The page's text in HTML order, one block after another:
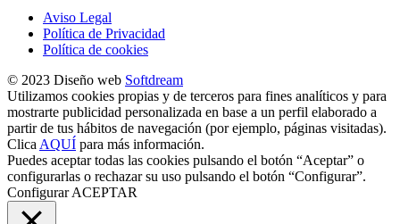
Aviso Legal
Política de Privacidad
Política de cookies
© 2023 Diseño web Softdream
Utilizamos cookies propias y de terceros para fines analíticos y para
mostrarte publicidad personalizada en base a un perfil elaborado a
partir de tus hábitos de navegación (por ejemplo, páginas visitadas).
Clica AQUÍ para más información.
Puedes aceptar todas las cookies pulsando el botón “Aceptar” o
configurarlas o rechazar su uso pulsando el botón “Configurar”.
Configurar ACEPTAR